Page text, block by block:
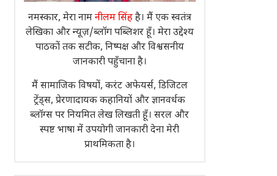
नमस्कार, मेरा नामनीलम सिंहहै। मैं एक स्वतंत्र
लेखिका और न्यूज़/ब्लॉग पब्लिशर हूँ। मेरा उद्देश्य
पाठकों तक सटीक, निष्पक्ष और विश्वसनीय
जानकारी पहुँचाना है।
मैं सामाजिक विषयों, करंट अफेयर्स, डिजिटल
ट्रेंड्स, प्रेरणादायक कहानियों और ज्ञानवर्धक
ब्लॉग्स पर नियमित लेख लिखती हूँ। सरल और
स्पष्ट भाषा में उपयोगी जानकारी देना मेरी
प्राथमिकता है।